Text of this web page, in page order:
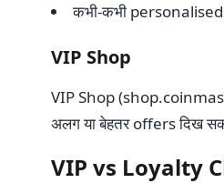
कभी-कभी
VIP Shop
VIP Shop
अलग या बेहतर offers दिख
VIP vs Loyalty